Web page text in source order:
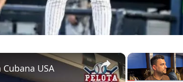
×
USA